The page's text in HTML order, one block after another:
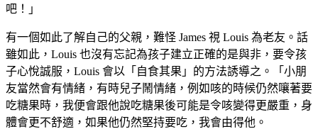
吧！」
有一個如此了解自己的父親，難怪 James 視 Louis 為老友。話
雖如此，Louis 也沒有忘記為孩子建立正確的是與非，要令孩
子心悅誠服，Louis 會以「自食其果」的方法誘導之。「小朋
友當然會有情緒，有時兒子鬧情緒，例如咳的時候仍然嚷著要
吃糖果時，我便會跟他說吃糖果後可能是令咳變得更嚴重，身
體會更不舒適，如果他仍然堅持要吃，我會由得他。